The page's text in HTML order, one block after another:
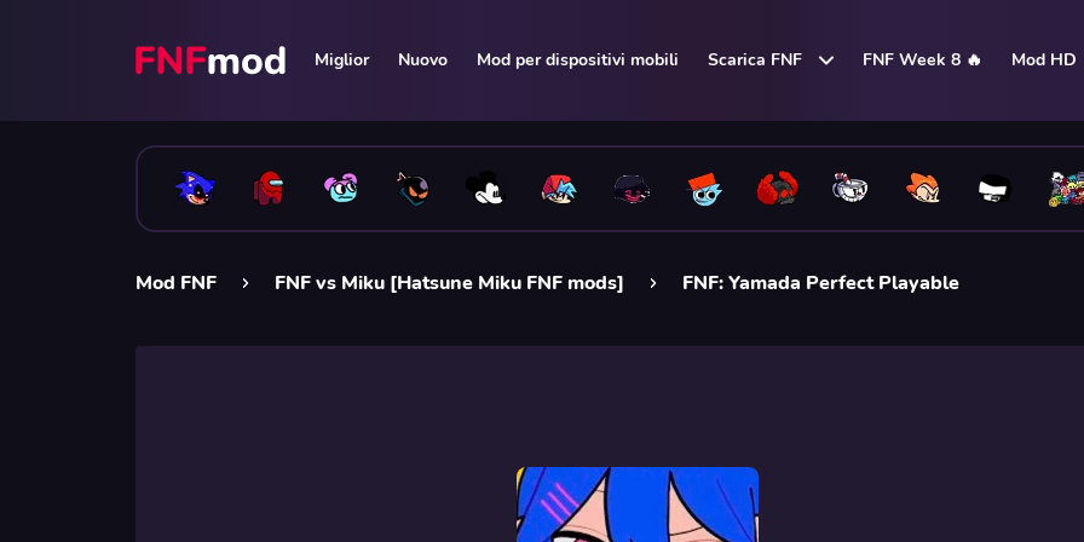
Miglior Nuovo Mod per dispositivi mobili Scarica FNF FNF Week 8 🔥 Mod HD
Mod FNF FNF vs Miku [Hatsune Miku FNF mods] FNF: Yamada Perfect Playable